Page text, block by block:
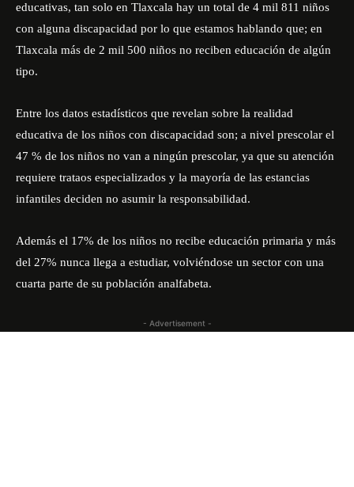
educativas, tan solo en Tlaxcala hay un total de 4 mil 811 niños
con alguna discapacidad por lo que estamos hablando que; en
Tlaxcala más de 2 mil 500 niños no reciben educación de algún
tipo.
Entre los datos estadísticos que revelan sobre la realidad
educativa de los niños con discapacidad son; a nivel prescolar el
47 % de los niños no van a ningún prescolar, ya que su atención
requiere trataos especializados y la mayoría de las estancias
infantiles deciden no asumir la responsabilidad.
Además el 17% de los niños no recibe educación primaria y más
del 27% nunca llega a estudiar, volviéndose un sector con una
cuarta parte de su población analfabeta.
- Advertisement -